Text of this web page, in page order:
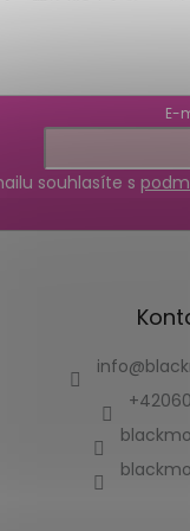
E-
souhlasíte s
info@